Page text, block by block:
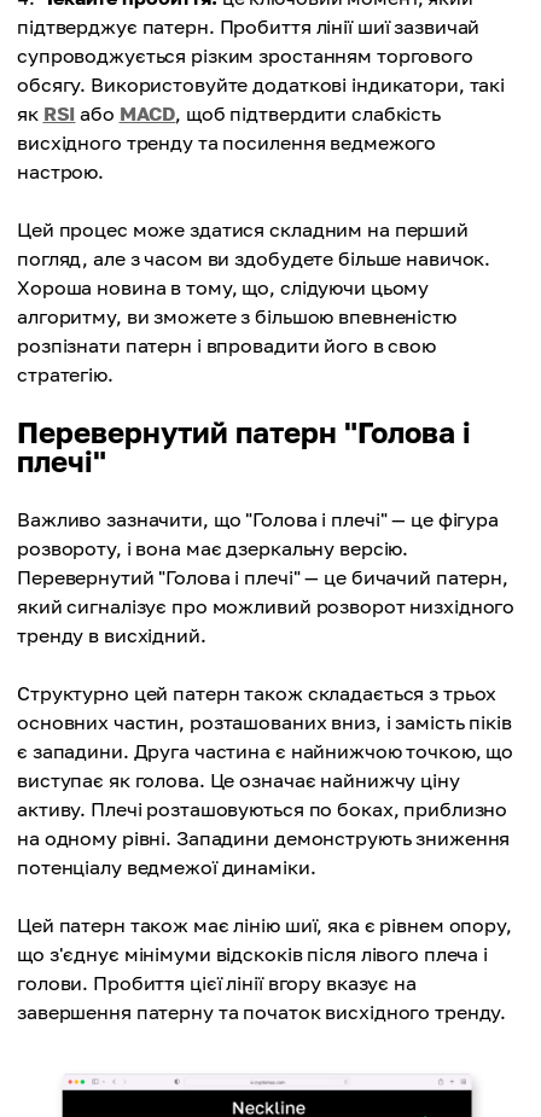
підтверджує патерн. Пробиття лінії шиї зазвичай
супроводжується різким зростанням торгового
обсягу. Використовуйте додаткові індикатори, такі
як RSI або MACD, щоб підтвердити слабкість
висхідного тренду та посилення ведмежого
настрою.
Цей процес може здатися складним на перший
погляд, але з часом ви здобудете більше навичок.
Хороша новина в тому, що, слідуючи цьому
алгоритму, ви зможете з більшою впевненістю
розпізнати патерн і впровадити його в свою
стратегію.
Перевернутий патерн "Голова і
плечі"
Важливо зазначити, що "Голова і плечі" — це фігура
розвороту, і вона має дзеркальну версію.
Перевернутий "Голова і плечі" — це бичачий патерн,
який сигналізує про можливий розворот низхідного
тренду в висхідний.
Структурно цей патерн також складається з трьох
основних частин, розташованих вниз, і замість піків
є западини. Друга частина є найнижчою точкою, що
виступає як голова. Це означає найнижчу ціну
активу. Плечі розташовуються по боках, приблизно
на одному рівні. Западини демонструють зниження
потенціалу ведмежої динаміки.
Цей патерн також має лінію шиї, яка є рівнем опору,
що з'єднує мінімуми відскоків після лівого плеча і
голови. Пробиття цієї лінії вгору вказує на
завершення патерну та початок висхідного тренду.